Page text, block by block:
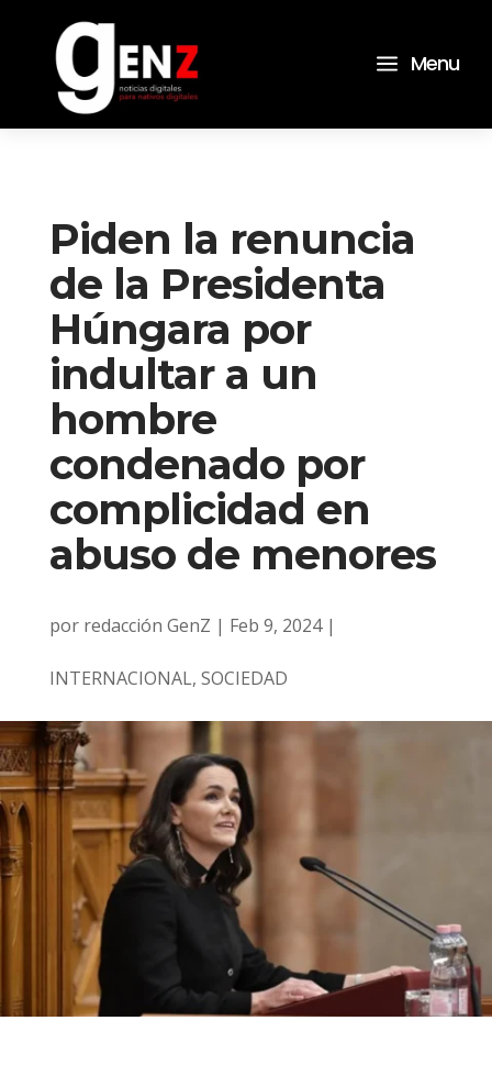
a Menu
Piden la renuncia
de la Presidenta
Húngara por
indultar a un
hombre
condenado por
complicidad en
abuso de menores
por redacción GenZ | Feb 9, 2024|
INTERNACIONAL, SOCIEDAD